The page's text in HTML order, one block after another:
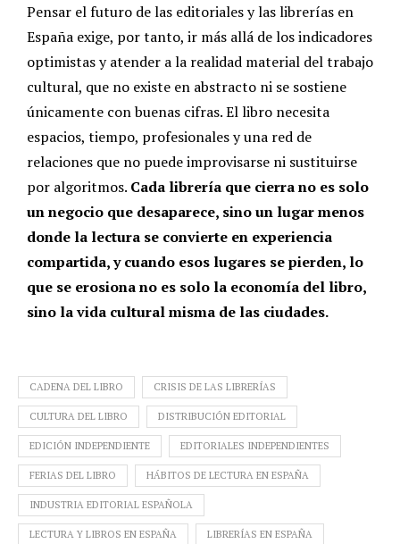
Pensar el futuro de las editoriales y las librerías en
España exige, por tanto, ir más allá de los indicadores
optimistas y atender a la realidad material del trabajo
cultural, que no existe en abstracto ni se sostiene
únicamente con buenas cifras. El libro necesita
espacios, tiempo, profesionales y una red de
relaciones que no puede improvisarse ni sustituirse
por algoritmos. Cada librería que cierra no es solo
un negocio que desaparece, sino un lugar menos
donde la lectura se convierte en experiencia
compartida, y cuando esos lugares se pierden, lo
que se erosiona no es solo la economía del libro,
sino la vida cultural misma de las ciudades.
CADENA DEL LIBRO CRISIS DE LAS LIBRERÍAS
CULTURA DEL LIBRO DISTRIBUCIÓN EDITORIAL
EDICIÓN INDEPENDIENTE EDITORIALES INDEPENDIENTES
FERIAS DEL LIBRO HÁBITOS DE LECTURA EN ESPAÑA
INDUSTRIA EDITORIAL ESPAÑOLA
LECTURA Y LIBROS EN ESPAÑA LIBRERÍAS EN ESPAÑA